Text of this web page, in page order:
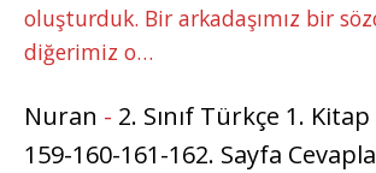
oluşturduk. Bir arkadaşımız bir
diğerimiz o…
Nuran - 2. Sınıf Türkçe 1.
159-160-161-162. Sayfa